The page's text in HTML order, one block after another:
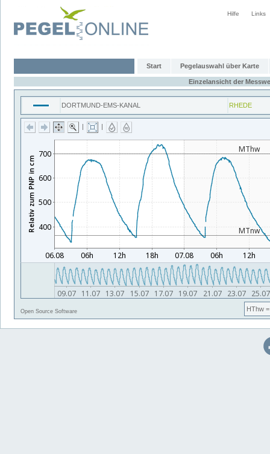
Hilfe Links
Start Pegelauswahl über Karte
Einzelansicht der
DORTMUND-EMS-KANAL RHEDE
| |
Open Source Software HThw